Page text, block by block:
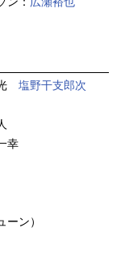
塩野干支郎次
幸
ン）